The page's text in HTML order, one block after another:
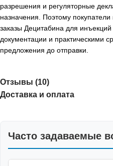
разрешения и регуляторные
назначения. Поэтому
заказы Децитабина для
документации и практическими
предложения до отправки.
Отзывы (10)
Доставка и оплата
Часто задаваемые